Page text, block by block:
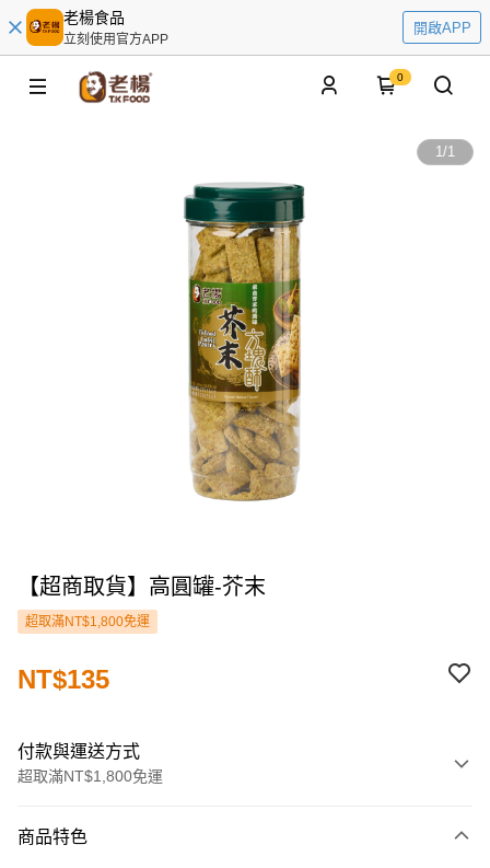
老楊食品
立刻使用官方APP
開啟APP
0
1/1
【超商取貨】高圓罐-芥末
超取滿NT$1,800免運
NT$135
付款與運送方式
超取滿NT$1,800免運
信用卡一次付款
商品特色